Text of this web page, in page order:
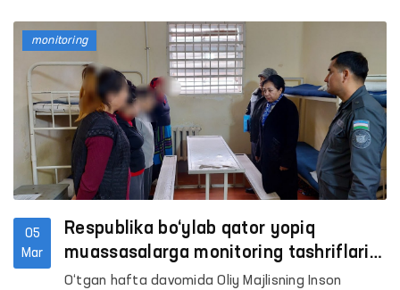
huzuridagi Jazoni ijro etish departamentining 3-
Mintaqaviy muvofiqlashtirish markazi hamkorligida
tashkil etildi.
05
Mar
Respublika bo‘ylab qator yopiq
muassasalarga monitoring tashriflari
amalga oshirildi
O‘tgan hafta davomida Oliy Majlisning Inson
monitoring